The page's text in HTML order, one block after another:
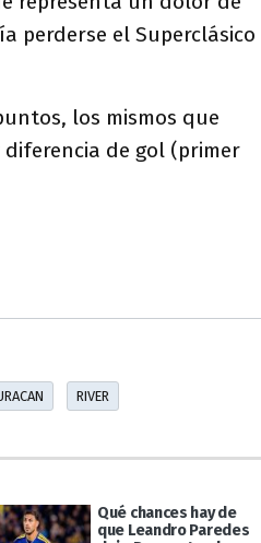
perderse el Superclásico
los mismos que
diferencia de gol (primer
RIVER
Qué chances hay de
que Leandro Paredes